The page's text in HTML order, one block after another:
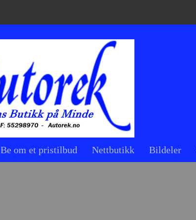
Be om et pristilbud Nettbutikk Bildeler